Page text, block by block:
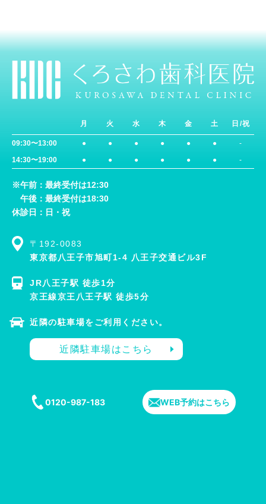
月 火 水 木 金 土 日/祝
09:30〜13:00 ● ● ● ● ● ●
-
14:30〜19:00
● ● ● ● ● ● -
※午前：最終受付は12:30
午後：最終受付は18:30
休診日：日・祝
〒192-0083
東京都八王子市旭町1-4 八王子交通ビル3F
JR八王子駅 徒歩1分
京王線京王八王子駅 徒歩5分
近隣の駐車場をご利用ください。
近隣駐車場はこちら
0120-987-183 WEB予約はこちら